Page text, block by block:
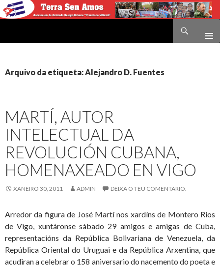
Arquivo da etiqueta: Alejandro D. Fuentes
MARTÍ, AUTOR
INTELECTUAL DA
REVOLUCIÓN CUBANA,
HOMENAXEADO EN VIGO
XANEIRO 30, 2011 ADMIN DEIXA O TEU COMENTARIO.
Arredor da figura de José Martí nos xardíns de Montero Rios
de Vigo, xuntáronse sábado 29 amigos e amigas de Cuba,
representacións da República Bolivariana de Venezuela, da
República Oriental do Uruguai e da República Arxentina, que
acudiran a celebrar o 158 aniversario do nacemento do poeta e